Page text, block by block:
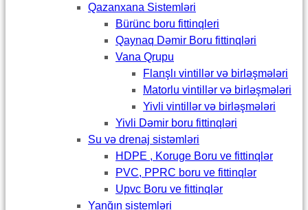
Qazanxana Sistemləri
Bürünc boru fittinqleri
Qaynaq Dəmir Boru fittinqləri
Vana Qrupu
Flanşlı vintillər və birləşmələri
Matorlu vintillər və birləşmələri
Yivli vintillər və birləşmələri
Yivli Dəmir boru fittinqləri
Su və drenaj sistəmləri
HDPE , Koruge Boru ve fittinqlər
PVC, PPRC boru ve fittinqlər
Upvc Boru ve fittinqlər
Yanğın sistemləri